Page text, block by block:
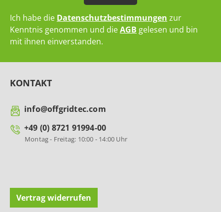
Ich habe die Datenschutzbestimmungen zur
Kenntnis genommen und dieAGB gelesen und bin
mit ihnen einverstanden.
KONTAKT
info@offgridtec.com
+49 (0) 8721 91994-00
Montag - Freitag: 10:00 - 14:00 Uhr
Vertrag widerrufen